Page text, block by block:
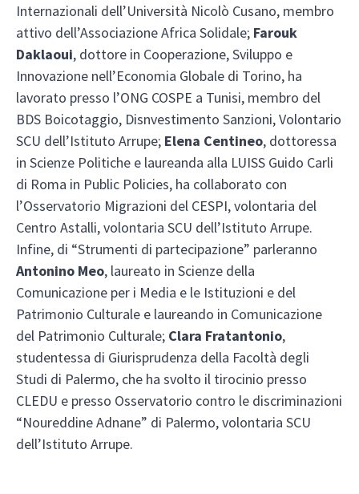
Internazionali dell’Università Nicolò Cusano, membro
attivo dell’Associazione Africa Solidale; Farouk
Daklaoui, dottore in Cooperazione, Sviluppo e
Innovazione nell’Economia Globale di Torino, ha
lavorato presso l’ONG COSPE a Tunisi, membro del
BDS Boicotaggio, Disnvestimento Sanzioni, Volontario
SCU dell’Istituto Arrupe; Elena Centineo, dottoressa
in Scienze Politiche e laureanda alla LUISS Guido Carli
di Roma in Public Policies, ha collaborato con
l’Osservatorio Migrazioni del CESPI, volontaria del
Centro Astalli, volontaria SCU dell’Istituto Arrupe.
Infine, di “Strumenti di partecipazione” parleranno
Antonino Meo, laureato in Scienze della
Comunicazione per i Media e le Istituzioni e del
Patrimonio Culturale e laureando in Comunicazione
del Patrimonio Culturale; Clara Fratantonio,
studentessa di Giurisprudenza della Facoltà degli
Studi di Palermo, che ha svolto il tirocinio presso
CLEDU e presso Osservatorio contro le discriminazioni
“Noureddine Adnane” di Palermo, volontaria SCU
dell’Istituto Arrupe.